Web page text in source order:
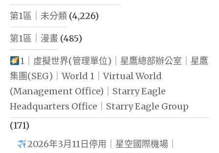
第1區｜未分類 (4,226)
第1區｜漫畫 (485)
1｜虛擬世界(管理單位)｜星鷹總部辦公室｜星鷹
集團(SEG)｜World 1｜Virtual World
(Management Office)｜Starry Eagle
Headquarters Office｜Starry Eagle Group
(171)
2026年3月11日停用｜星空國際機場｜